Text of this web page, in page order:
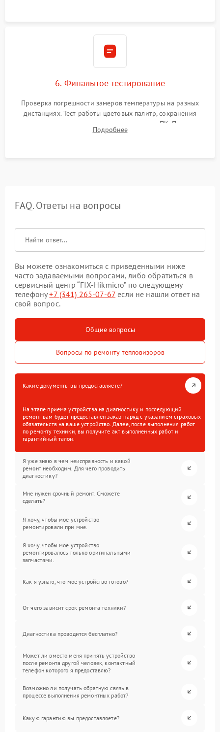
6. Финальное тестирование
Проверка погрешности замеров температуры на разных
дистанциях. Тест работы цветовых палитр, сохранения
термограмм в память и передачи данных на ПК. Проверка
автономности работы и итоговый контроль качества.
Подробнее
FAQ. Ответы на вопросы
Вы можете ознакомиться с приведенными ниже
часто задаваемыми вопросами, либо обратиться в
сервисный центр “FIX-Hikmicro” по следующему
телефону+7 (341) 265-07-67 если не нашли ответ на
свой вопрос.
Общие вопросы
Вопросы по ремонту тепловизоров
Какие документы вы предоставляете?
На этапе приема устройства на диагностику и последующий
ремонт вам будет предоставлен заказ-наряд с указанием страховых
обязательств на ваше устройство. Далее, после выполнения работ
по ремонту техники, вы получите акт выполненных работ и
гарантийный талон.
Я уже знаю в чем неисправность и какой
ремонт необходим. Для чего проводить
диагностику?
Мне нужен срочный ремонт. Сможете
сделать?
Я хочу, чтобы мое устройство
ремонтировали при мне.
Я хочу, чтобы мое устройство
ремонтировалось только оригинальными
запчастями.
Как я узнаю, что мое устройство готово?
От чего зависит срок ремонта техники?
Диагностика проводится бесплатно?
Может ли вместо меня принять устройство
после ремонта другой человек, контактный
телефон которого я предоставлю?
Возможно ли получать обратную связь в
процессе выполнения ремонтных работ?
Какую гарантию вы предоставляете?